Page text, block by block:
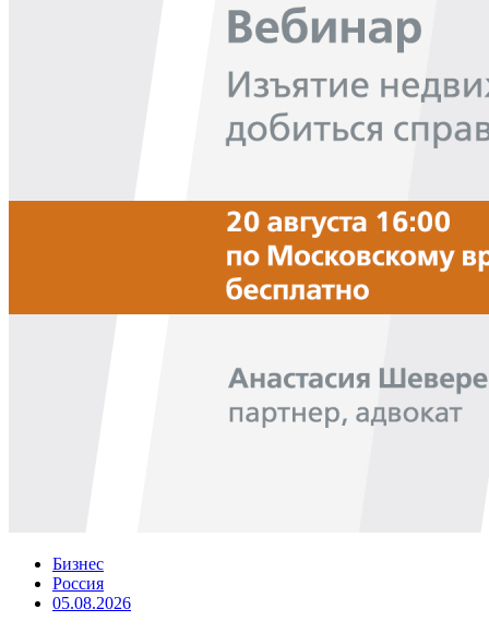
Бизнес
Россия
05.08.2026